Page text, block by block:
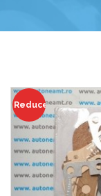
Reduceri!